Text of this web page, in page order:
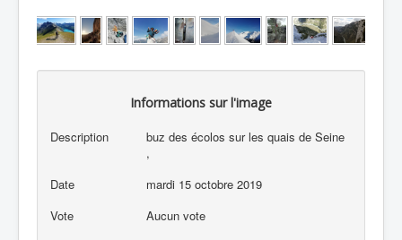
Informations sur l'image
Description
buz des écolos sur les quais de Seine
,
Date
mardi 15 octobre 2019
Vote
Aucun vote